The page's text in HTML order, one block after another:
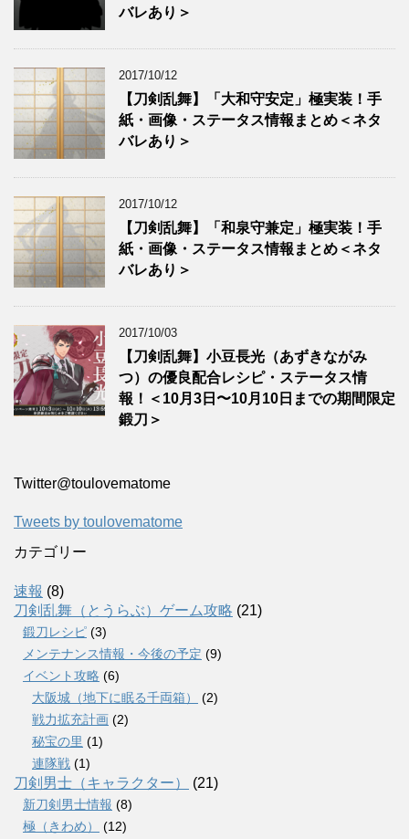
バレあり＞
2017/10/12
【刀剣乱舞】「大和守安定」極実装！手
紙・画像・ステータス情報まとめ＜ネタ
バレあり＞
2017/10/12
【刀剣乱舞】「和泉守兼定」極実装！手
紙・画像・ステータス情報まとめ＜ネタ
バレあり＞
2017/10/03
【刀剣乱舞】小豆長光（あずきながみ
つ）の優良配合レシピ・ステータス情
報！＜10月3日〜10月10日までの期間限定
鍛刀＞
Twitter‎@toulovematome
Tweets by toulovematome
カテゴリー
速報 (8)
刀剣乱舞（とうらぶ）ゲーム攻略 (21)
鍛刀レシピ (3)
メンテナンス情報・今後の予定 (9)
イベント攻略 (6)
大阪城（地下に眠る千両箱）
(2)
戦力拡充計画 (2)
秘宝の里 (1)
連隊戦 (1)
刀剣男士（キャラクター） (21)
新刀剣男士情報 (8)
極（きわめ）
(12)